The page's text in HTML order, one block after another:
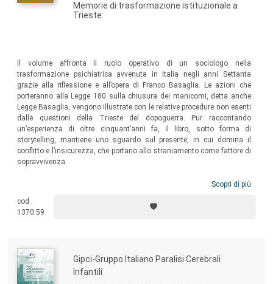
Memorie di trasformazione istituzionale a
Trieste
Il volume affronta il ruolo operativo di un sociologo nella
trasformazione psichiatrica avvenuta in Italia negli anni Settanta
grazie alla riflessione e all’opera di Franco Basaglia. Le azioni che
porteranno alla Legge 180 sulla chiusura dei manicomi, detta anche
Legge Basaglia, vengono illustrate con le relative procedure non esenti
dalle questioni della Trieste del dopoguerra. Pur raccontando
un’esperienza di oltre cinquant’anni fa, il libro, sotto forma di
storytelling, mantiene uno sguardo sul presente, in cui domina il
conflitto e l’insicurezza, che portano allo straniamento come fattore di
sopravvivenza.
Scopri di più
cod.
1370.59
Gipci-Gruppo Italiano Paralisi Cerebrali
Infantili